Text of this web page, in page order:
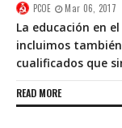
PCOE Mar 06, 2017
La educación en
incluimos
cualificados que
READ MORE